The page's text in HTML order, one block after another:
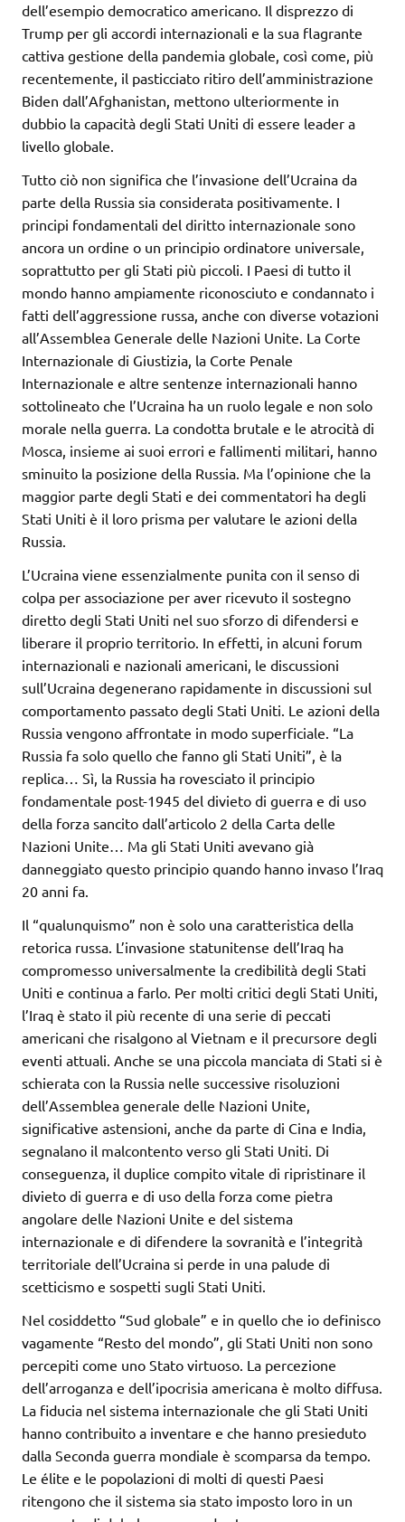
dell’esempio democratico americano. Il disprezzo di
Trump per gli accordi internazionali e la sua flagrante
cattiva gestione della pandemia globale, così come, più
recentemente, il pasticciato ritiro dell’amministrazione
Biden dall’Afghanistan, mettono ulteriormente in
dubbio la capacità degli Stati Uniti di essere leader a
livello globale.
Tutto ciò non significa che l’invasione dell’Ucraina da
parte della Russia sia considerata positivamente. I
principi fondamentali del diritto internazionale sono
ancora un ordine o un principio ordinatore universale,
soprattutto per gli Stati più piccoli. I Paesi di tutto il
mondo hanno ampiamente riconosciuto e condannato i
fatti dell’aggressione russa, anche con diverse votazioni
all’Assemblea Generale delle Nazioni Unite. La Corte
Internazionale di Giustizia, la Corte Penale
Internazionale e altre sentenze internazionali hanno
sottolineato che l’Ucraina ha un ruolo legale e non solo
morale nella guerra. La condotta brutale e le atrocità di
Mosca, insieme ai suoi errori e fallimenti militari, hanno
sminuito la posizione della Russia. Ma l’opinione che la
maggior parte degli Stati e dei commentatori ha degli
Stati Uniti è il loro prisma per valutare le azioni della
Russia.
L’Ucraina viene essenzialmente punita con il senso di
colpa per associazione per aver ricevuto il sostegno
diretto degli Stati Uniti nel suo sforzo di difendersi e
liberare il proprio territorio. In effetti, in alcuni forum
internazionali e nazionali americani, le discussioni
sull’Ucraina degenerano rapidamente in discussioni sul
comportamento passato degli Stati Uniti. Le azioni della
Russia vengono affrontate in modo superficiale. “La
Russia fa solo quello che fanno gli Stati Uniti”, è la
replica… Sì, la Russia ha rovesciato il principio
fondamentale post-1945 del divieto di guerra e di uso
della forza sancito dall’articolo 2 della Carta delle
Nazioni Unite… Ma gli Stati Uniti avevano già
danneggiato questo principio quando hanno invaso l’Iraq
20 anni fa.
Il “qualunquismo” non è solo una caratteristica della
retorica russa. L’invasione statunitense dell’Iraq ha
compromesso universalmente la credibilità degli Stati
Uniti e continua a farlo. Per molti critici degli Stati Uniti,
l’Iraq è stato il più recente di una serie di peccati
americani che risalgono al Vietnam e il precursore degli
eventi attuali. Anche se una piccola manciata di Stati si è
schierata con la Russia nelle successive risoluzioni
dell’Assemblea generale delle Nazioni Unite,
significative astensioni, anche da parte di Cina e India,
segnalano il malcontento verso gli Stati Uniti. Di
conseguenza, il duplice compito vitale di ripristinare il
divieto di guerra e di uso della forza come pietra
angolare delle Nazioni Unite e del sistema
internazionale e di difendere la sovranità e l’integrità
territoriale dell’Ucraina si perde in una palude di
scetticismo e sospetti sugli Stati Uniti.
Nel cosiddetto “Sud globale” e in quello che io definisco
vagamente “Resto del mondo”, gli Stati Uniti non sono
percepiti come uno Stato virtuoso. La percezione
dell’arroganza e dell’ipocrisia americana è molto diffusa.
La fiducia nel sistema internazionale che gli Stati Uniti
hanno contribuito a inventare e che hanno presieduto
dalla Seconda guerra mondiale è scomparsa da tempo.
Le élite e le popolazioni di molti di questi Paesi
ritengono che il sistema sia stato imposto loro in un